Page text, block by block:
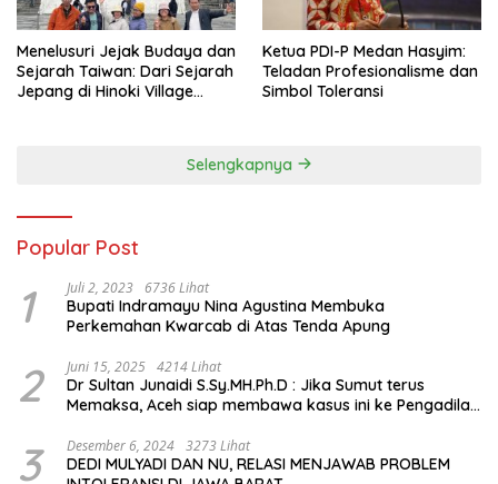
Menelusuri Jejak Budaya dan
Sejarah Taiwan: Dari Sejarah
Jepang di Hinoki Village
Ketua PDI-P Medan Hasyim:
Teladan Profesionalisme dan
Simbol Toleransi
Selengkapnya
Popular Post
1 Juli 2, 2023 6736 Lihat
Bupati Indramayu Nina Agustina Membuka
Perkemahan Kwarcab di Atas Tenda Apung
2 Juni 15, 2025 4214 Lihat
Dr Sultan Junaidi S.Sy.MH.Ph.D : Jika Sumut terus
Memaksa, Aceh siap membawa kasus ini ke Pengadilan
3 Desember 6, 2024 3273 Lihat
DEDI MULYADI DAN NU, RELASI MENJAWAB PROBLEM